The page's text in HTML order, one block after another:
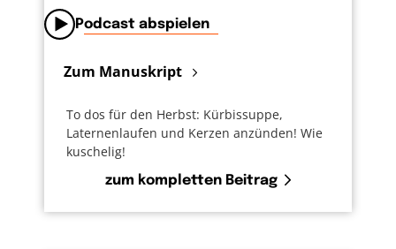
Podcast abspielen
Zum Manuskript
To dos für den Herbst: Kürbissuppe,
Laternenlaufen und Kerzen anzünden! Wie
kuschelig!
zum kompletten Beitrag